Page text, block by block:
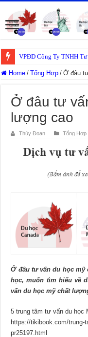
VPĐD Công Ty TNHH
Home / Tổng Hợp / Ở đâu
Ở đâu tư
lượng cao
Thúy Đoan Tổng Hợp
Ở đâu tư vấn du học mỹ
học, muốn tìm hiểu về
vấn du học mỹ chất
5 trung tâm tư vấn du học
https://tikibook.com/trung-
pr25197.html